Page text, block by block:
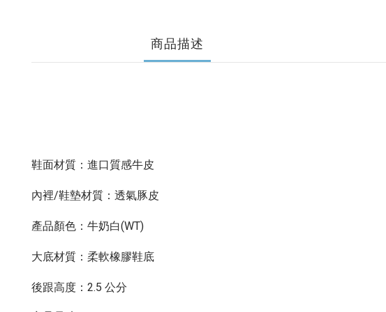
商品描述
鞋面材質：進口質感牛皮
內裡/鞋墊材質：透氣豚皮
產品顏色：牛奶白(WT)
大底材質：柔軟橡膠鞋底
後跟高度：2.5 公分